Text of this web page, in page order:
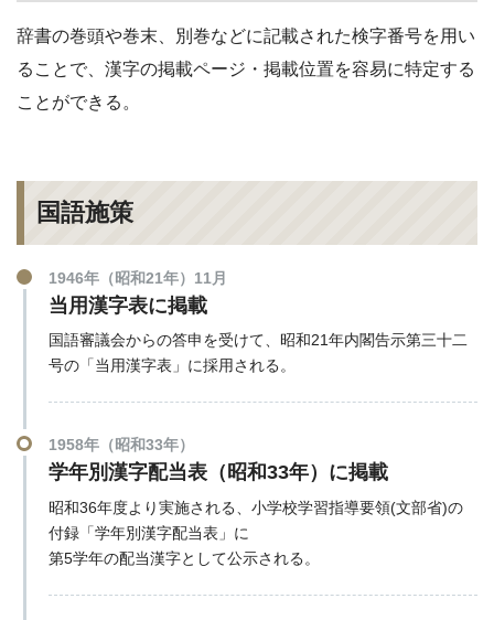
辞書の巻頭や巻末、別巻などに記載された検字番号を用い
ることで、漢字の掲載ページ・掲載位置を容易に特定する
ことができる。
国語施策
1946年（昭和21年）11月
当用漢字表に掲載
国語審議会からの答申を受けて、昭和21年内閣告示第三十二
号の「当用漢字表」に採用される。
1958年（昭和33年）
学年別漢字配当表（昭和33年）に掲載
昭和36年度より実施される、小学校学習指導要領(文部省)の
付録「学年別漢字配当表」に
第5学年の配当漢字として公示される。